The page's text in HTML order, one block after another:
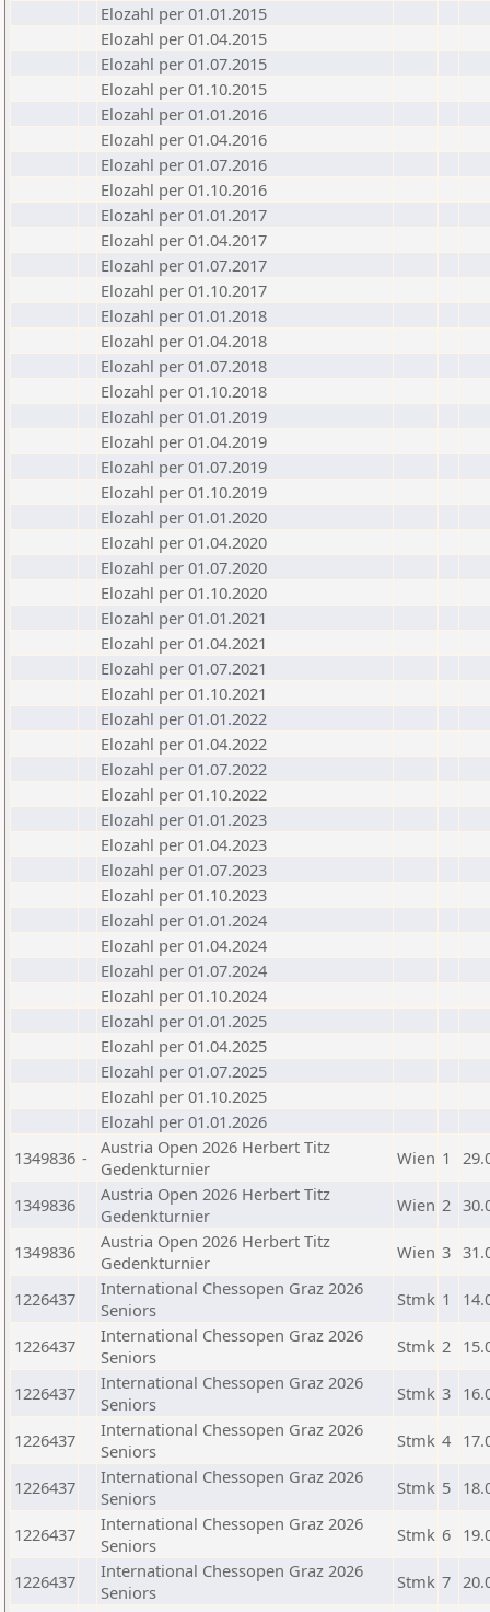
Elozahl per 01.01.2015
Elozahl per 01.04.2015
Elozahl per 01.07.2015
Elozahl per 01.10.2015
Elozahl per 01.01.2016
Elozahl per 01.04.2016
Elozahl per 01.07.2016
Elozahl per 01.10.2016
Elozahl per 01.01.2017
Elozahl per 01.04.2017
Elozahl per 01.07.2017
Elozahl per 01.10.2017
Elozahl per 01.01.2018
Elozahl per 01.04.2018
Elozahl per 01.07.2018
Elozahl per 01.10.2018
Elozahl per 01.01.2019
Elozahl per 01.04.2019
Elozahl per 01.07.2019
Elozahl per 01.10.2019
Elozahl per 01.01.2020
Elozahl per 01.04.2020
Elozahl per 01.07.2020
Elozahl per 01.10.2020
Elozahl per 01.01.2021
Elozahl per 01.04.2021
Elozahl per 01.07.2021
Elozahl per 01.10.2021
Elozahl per 01.01.2022
Elozahl per 01.04.2022
Elozahl per 01.07.2022
Elozahl per 01.10.2022
Elozahl per 01.01.2023
Elozahl per 01.04.2023
Elozahl per 01.07.2023
Elozahl per 01.10.2023
Elozahl per 01.01.2024
Elozahl per 01.04.2024
Elozahl per 01.07.2024
Elozahl per 01.10.2024
Elozahl per 01.01.2025
Elozahl per 01.04.2025
Elozahl per 01.07.2025
Elozahl per 01.10.2025
Elozahl per 01.01.2026
1349836 -
Austria Open 2026 Herbert Titz
Gedenkturnier
Wien 1
1349836
Austria Open 2026 Herbert Titz
Gedenkturnier
Wien 2
1349836
Austria Open 2026 Herbert Titz
Gedenkturnier
Wien 3
1226437
International Chessopen Graz 2026
Seniors
Stmk 1
1226437
International Chessopen Graz 2026
Seniors
Stmk 2
1226437
International Chessopen Graz 2026
Seniors
Stmk 3
1226437
International Chessopen Graz 2026
Seniors
Stmk 4
1226437
International Chessopen Graz 2026
Seniors
Stmk 5
1226437
International Chessopen Graz 2026
Seniors
Stmk 6
1226437
International Chessopen Graz 2026
Seniors
Stmk 7